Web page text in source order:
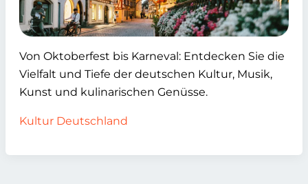
Von Oktoberfest bis Karneval: Entdecken Sie die
Vielfalt und Tiefe der deutschen Kultur, Musik,
Kunst und kulinarischen Genüsse.
Kultur Deutschland